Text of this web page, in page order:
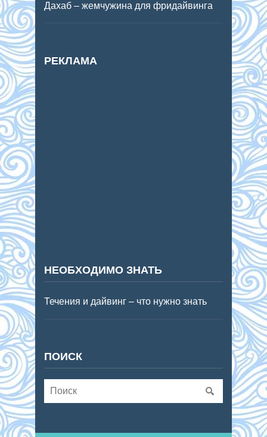
Дахаб – жемчужина для фридайвинга
РЕКЛАМА
НЕОБХОДИМО ЗНАТЬ
Течения и дайвинг – что нужно знать
ПОИСК